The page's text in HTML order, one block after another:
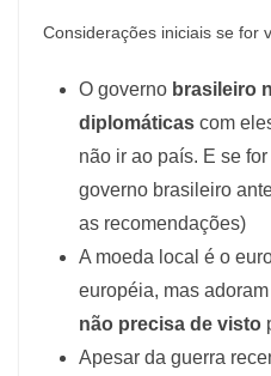
Considerações iniciais se for
O governo brasileiro
diplomáticas com
não ir ao país. E se
governo brasileiro
as recomendações)
A moeda local é o
européia, mas
não precisa de visto
Apesar da guerra